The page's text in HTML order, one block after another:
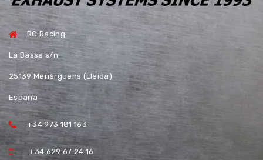
RC Racing
La Bassa s/n
25139 Menàrguens (Lleida)
España
+34 973 181 163
+34 629 67 24 16